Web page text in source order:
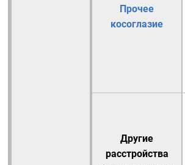
Прочее
косоглазие
Другие
расстройства